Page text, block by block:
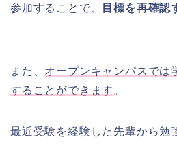
参加することで、
目標を再確認
また、 オープンキャンパスでは
することができます。
最近受験を経験した先輩から勉